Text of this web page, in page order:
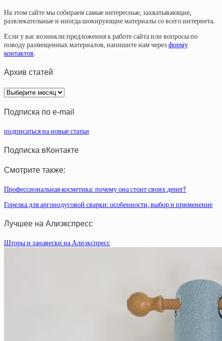
На этом сайте мы собираем самые интересные, захватывающие,
развлекательные и иногда шокирующие материалы со всего интернета.
Если у вас возникли предложения к работе сайта или вопросы по
поводу размещенных материалов, напишите нам через форму
контактов.
Архив статей
Архив
статей
Подписка по e-mail
подписаться на новые статьи
Подписка вКонтакте
Смотрите также:
Профессиональная косметика: почему она стоит своих денег?
Горелка для аргонодуговой сварки: особенности, выбор и применение
Лучшее на Алиэкспресс
Шторы и занавески на Алиэкспресс